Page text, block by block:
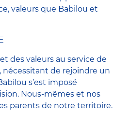
valeurs que Babilou et
des valeurs au service de
nécessitant de rejoindre un
s’est imposé
Nous-mêmes et nos
parents de notre territoire.